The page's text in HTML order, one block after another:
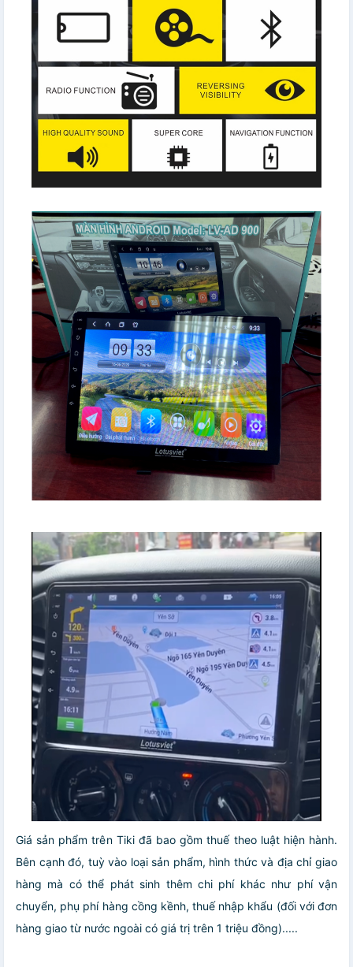
Giá sản phẩm trên Tiki đã bao gồm thuế theo luật hiện hành.
Bên cạnh đó, tuỳ vào loại sản phẩm, hình thức và địa chỉ giao
hàng mà có thể phát sinh thêm chi phí khác như phí vận
chuyển, phụ phí hàng cồng kềnh, thuế nhập khẩu (đối với đơn
hàng giao từ nước ngoài có giá trị trên 1 triệu đồng).....